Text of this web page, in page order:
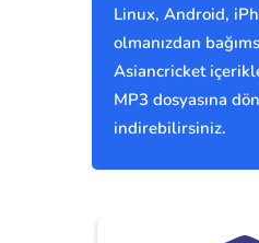
Linux, Android,
olmanızdan
Asiancricket
MP3 dosyasına
indirebilirsiniz.